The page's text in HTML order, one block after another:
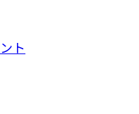
ト